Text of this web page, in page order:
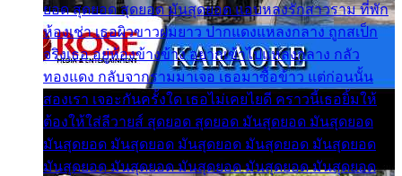
ยอด สุดยอด สุดยอด มันสุดยอด แอบหลงรักสาวราม ที่พัก
ห้องเช่า เธอผิวขาวผมยาว ปากแดงแหลงกลาง ถูกสเป็ก
จริงเธอ อยู่ห้องข้างข้าง อยากเข้าไปแหลงกลาง กลัว
ทองแดง กลับจากรามมาเจอ เธอมาซื้อข้าว แต่ก่อนนั้น
สองเรา เจอะกันครั้งใด เธอไม่เคยไยดี คราวนี้เธอยิ้มให้
ต้องให้ใส่ลีวายส์ สุดยอด สุดยอด มันสุดยอด มันสุดยอด
มันสุดยอด มันสุดยอด มันสุดยอด มันสุดยอด มันสุดยอด
มันสุดยอด มันสุดยอด มันสุดยอด มันสุดยอด มันสุดยอด